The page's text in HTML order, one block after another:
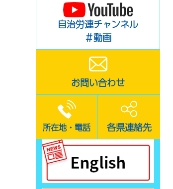
自治労連チャンネル
＃動画
お問い合わせ
所在地・電話 各県連絡先